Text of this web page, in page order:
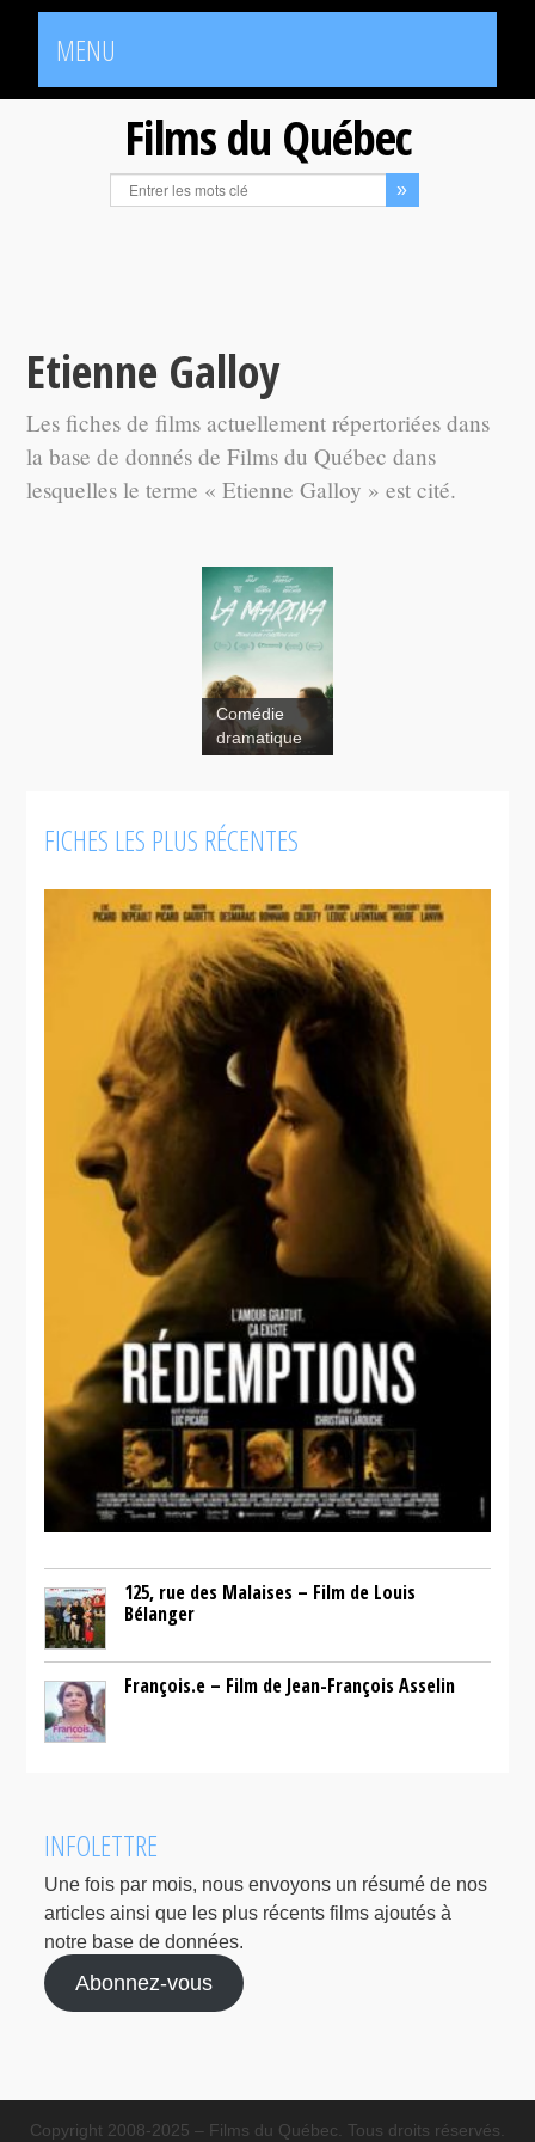
MENU
Films du Québec
Etienne Galloy
Les fiches de films actuellement répertoriées dans
la base de donnés de Films du Québec dans
lesquelles le terme « Etienne Galloy » est cité.
Comédie
dramatique
FICHES LES PLUS RÉCENTES
125, rue des Malaises – Film de Louis
Bélanger
François.e – Film de Jean-François Asselin
INFOLETTRE
Une fois par mois, nous envoyons un résumé de nos
articles ainsi que les plus récents films ajoutés à
notre base de données.
Abonnez-vous
Copyright 2008-2025 – Films du Québec. Tous droits réservés.